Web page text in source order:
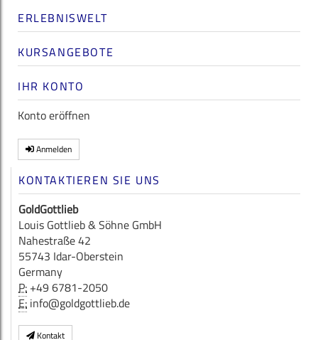
ERLEBNISWELT
KURSANGEBOTE
IHR KONTO
Konto eröffnen
Anmelden
KONTAKTIEREN SIE UNS
GoldGottlieb
Louis Gottlieb & Söhne GmbH
Nahestraße 42
55743 Idar-Oberstein
Germany
P: +49 6781-2050
E: info@goldgottlieb.de
Kontakt